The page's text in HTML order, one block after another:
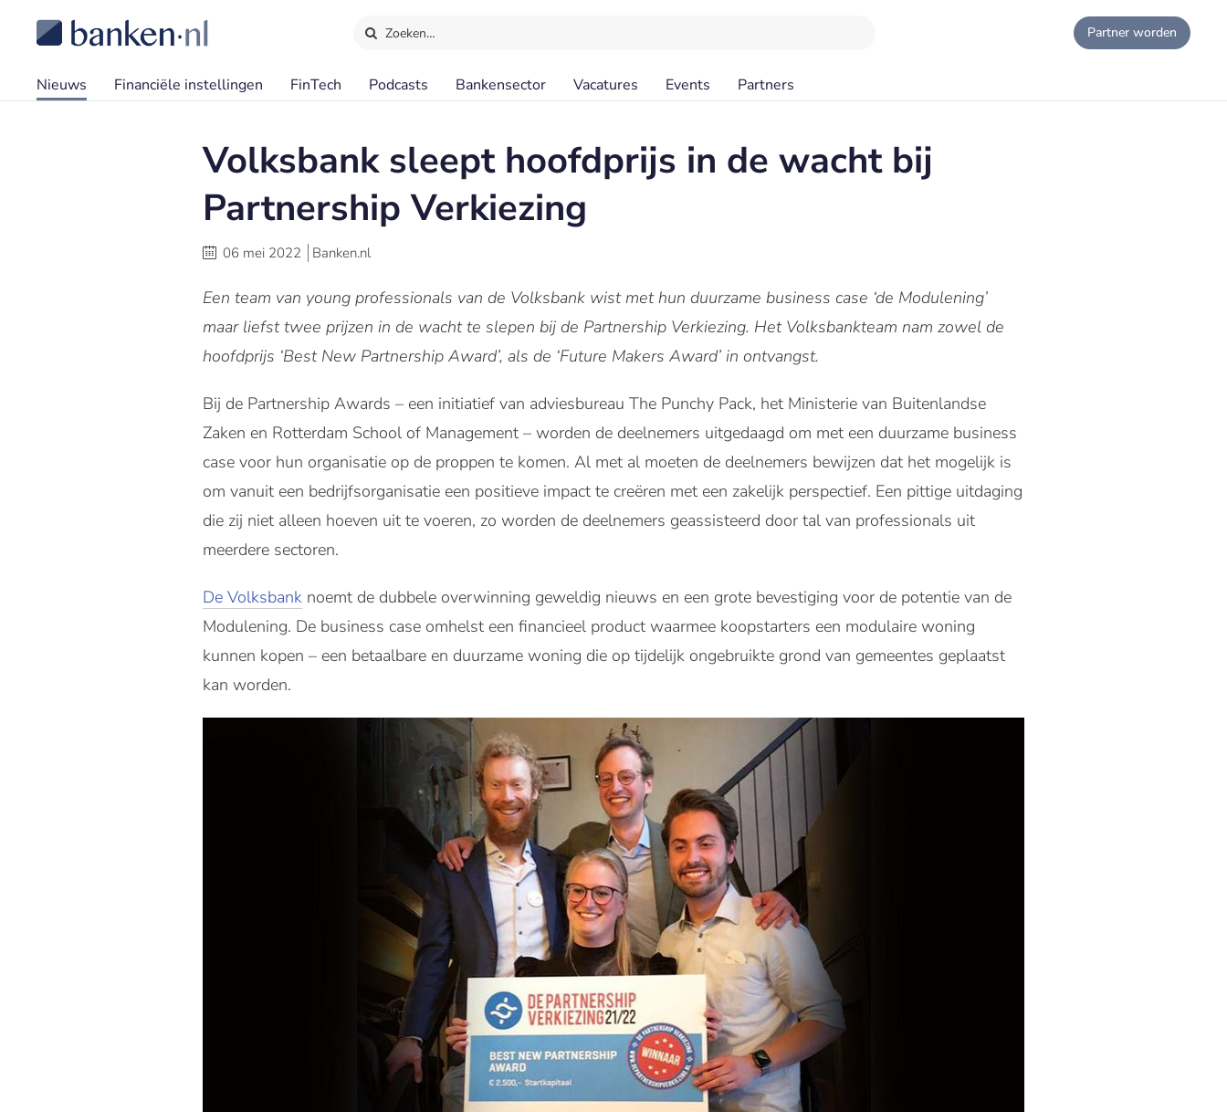
Zoeken… Partner worden
Nieuws Financiële instellingen FinTech Podcasts Bankensector Vacatures Events Partners
Volksbank sleept hoofdprijs in de wacht bij
Partnership Verkiezing
06 mei 2022 Banken.nl
Een team van young professionals van de Volksbank wist met hun duurzame business case ‘de Modulening’
maar liefst twee prijzen in de wacht te slepen bij de Partnership Verkiezing. Het Volksbankteam nam zowel de
hoofdprijs ‘Best New Partnership Award’, als de ‘Future Makers Award’ in ontvangst.
Bij de Partnership Awards – een initiatief van adviesbureau The Punchy Pack, het Ministerie van Buitenlandse
Zaken en Rotterdam School of Management – worden de deelnemers uitgedaagd om met een duurzame business
case voor hun organisatie op de proppen te komen. Al met al moeten de deelnemers bewijzen dat het mogelijk is
om vanuit een bedrijfsorganisatie een positieve impact te creëren met een zakelijk perspectief. Een pittige uitdaging
die zij niet alleen hoeven uit te voeren, zo worden de deelnemers geassisteerd door tal van professionals uit
meerdere sectoren.
De Volksbank noemt de dubbele overwinning geweldig nieuws en een grote bevestiging voor de potentie van de
Modulening. De business case omhelst een financieel product waarmee koopstarters een modulaire woning
kunnen kopen – een betaalbare en duurzame woning die op tijdelijk ongebruikte grond van gemeentes geplaatst
kan worden.